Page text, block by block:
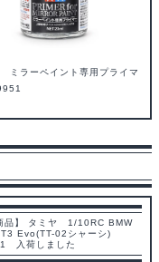
ミラーペイント専用プライマ
品】 タミヤ 1/10RC BMW
Evo(TT-02シャーシ)
入荷しました